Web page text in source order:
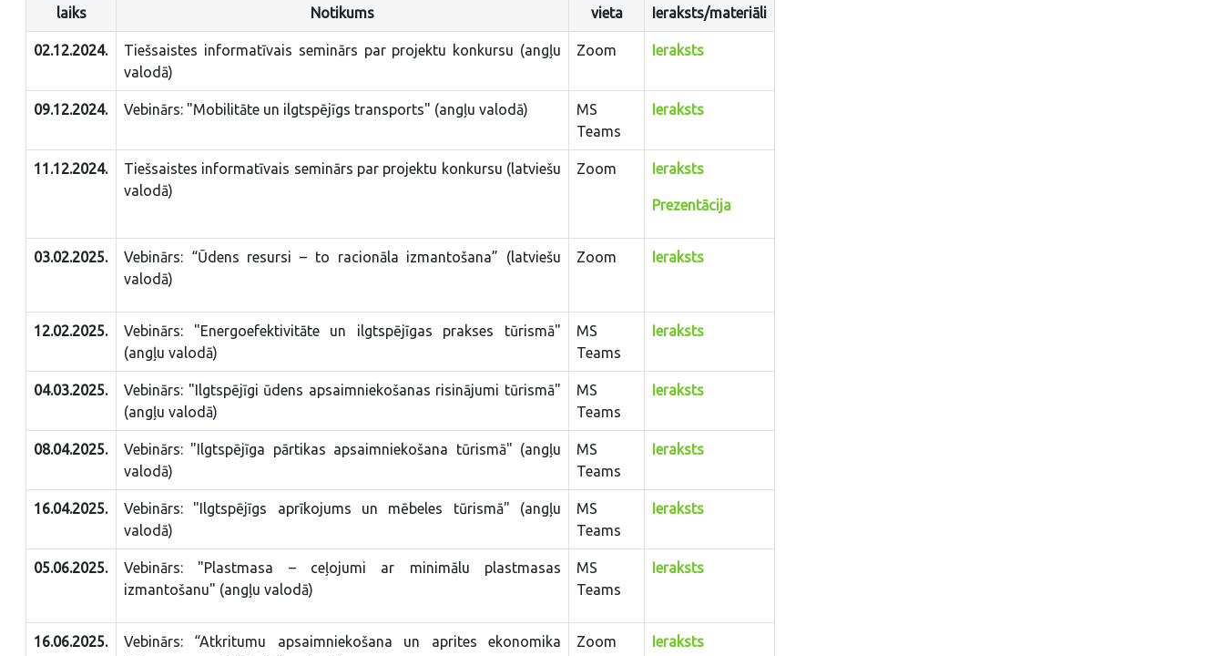
laiks
Notikums
vieta
Ieraksts/materiāli
02.12.2024.
Tiešsaistes informatīvais seminārs par projektu konkursu (angļu
valodā)
Zoom Ieraksts
09.12.2024. Vebinārs: "Mobilitāte un ilgtspējīgs transports" (angļu valodā)
MS
Teams
Ieraksts
11.12.2024.
Tiešsaistes informatīvais seminārs par projektu konkursu (latviešu
valodā)
Zoom Ieraksts
Prezentācija
03.02.2025.
Vebinārs: “Ūdens resursi – to racionāla izmantošana” (latviešu
valodā)
Zoom Ieraksts
12.02.2025.
Vebinārs: "Energoefektivitāte un ilgtspējīgas prakses tūrismā"
(angļu valodā)
MS
Teams
Ieraksts
04.03.2025.
Vebinārs: "Ilgtspējīgi ūdens apsaimniekošanas risinājumi tūrismā"
(angļu valodā)
MS
Teams
Ieraksts
08.04.2025.
Vebinārs: "Ilgtspējīga pārtikas apsaimniekošana tūrismā" (angļu
valodā)
MS
Teams
Ieraksts
16.04.2025.
Vebinārs: "Ilgtspējīgs aprīkojums un mēbeles tūrismā" (angļu
valodā)
MS
Teams
Ieraksts
05.06.2025.
Vebinārs: "Plastmasa – ceļojumi ar minimālu plastmasas
izmantošanu" (angļu valodā)
MS
Teams
Ieraksts
16.06.2025.
Vebinārs: “Atkritumu apsaimniekošana un aprites ekonomika
Zoom Ieraksts